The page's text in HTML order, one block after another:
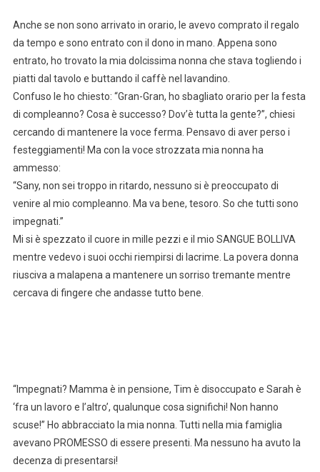
Anche se non sono arrivato in orario, le avevo comprato il regalo
da tempo e sono entrato con il dono in mano. Appena sono
entrato, ho trovato la mia dolcissima nonna che stava togliendo i
piatti dal tavolo e buttando il caffè nel lavandino.
Confuso le ho chiesto: “Gran-Gran, ho sbagliato orario per la festa
di compleanno? Cosa è successo? Dov’è tutta la gente?”, chiesi
cercando di mantenere la voce ferma. Pensavo di aver perso i
festeggiamenti! Ma con la voce strozzata mia nonna ha
ammesso:
“Sany, non sei troppo in ritardo, nessuno si è preoccupato di
venire al mio compleanno. Ma va bene, tesoro. So che tutti sono
impegnati.”
Mi si è spezzato il cuore in mille pezzi e il mio SANGUE BOLLIVA
mentre vedevo i suoi occhi riempirsi di lacrime. La povera donna
riusciva a malapena a mantenere un sorriso tremante mentre
cercava di fingere che andasse tutto bene.
“Impegnati? Mamma è in pensione, Tim è disoccupato e Sarah è
‘fra un lavoro e l’altro’, qualunque cosa significhi! Non hanno
scuse!” Ho abbracciato la mia nonna. Tutti nella mia famiglia
avevano PROMESSO di essere presenti. Ma nessuno ha avuto la
decenza di presentarsi!